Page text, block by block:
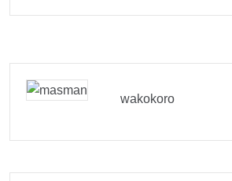
wakokoro